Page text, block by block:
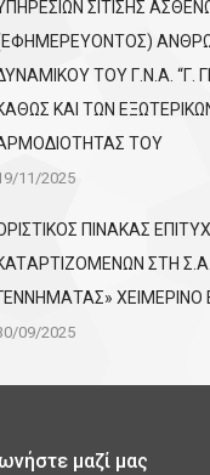
ΣΙΤΙΣΗΣ
ΤΟΥ Γ.Ν.Α. “Γ.
ΚΑΙ ΤΩΝ
ΤΟΥ
11/2025
ΠΙΝΑΚΑΣ
ΣΤΗ
09/2025
μαζί μας